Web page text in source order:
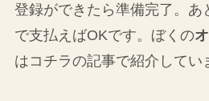
登録ができたら準備完了。あ
で支払えばOKです。ぼくの
はコチラの記事で紹介してい